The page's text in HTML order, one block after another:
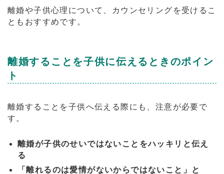
離婚や子供心理について、カウンセリングを受けるこ
ともおすすめです。
離婚することを子供に伝えるときのポイン
ト
離婚することを子供へ伝える際にも、注意が必要で
す。
離婚が子供のせいではないことをハッキリと伝え
る
「離れるのは愛情がないからではないこと」と